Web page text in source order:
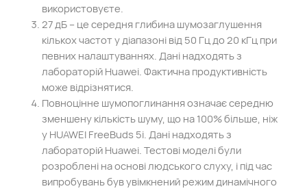
використовуєте.
27 дБ – це середня глибина шумозаглушення
кількох частот у діапазоні від 50 Гц до 20 кГц при
певних налаштуваннях. Дані надходять з
лабораторій Huawei. Фактична продуктивність
може відрізнятися.
Повноцінне шумопоглинання означає середню
зменшену кількість шуму, що на 100% більше, ніж
у HUAWEI FreeBuds 5i. Дані надходять з
лабораторій Huawei. Тестові моделі були
розроблені на основі людського слуху, і під час
випробувань був увімкнений режим динамічного